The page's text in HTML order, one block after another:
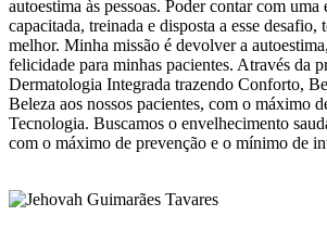
autoestima às pessoas. Poder contar com uma
capacitada, treinada e disposta a esse desafio,
melhor. Minha missão é devolver a
felicidade para minhas pacientes. Através da
Dermatologia Integrada trazendo Conforto,
Beleza aos nossos pacientes, com o máximo
Tecnologia. Buscamos o envelhecimento
com o máximo de prevenção e o mínimo de